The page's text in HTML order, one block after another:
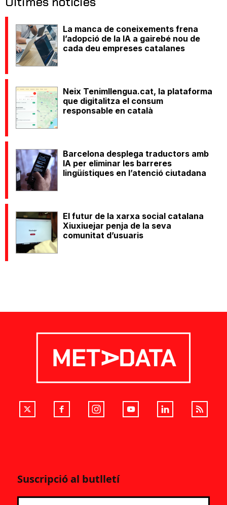
La manca de coneixements frena
l’adopció de la IA a gairebé nou de
cada deu empreses catalanes
Neix Tenimllengua.cat, la plataforma
que digitalitza el consum
responsable en català
Barcelona desplega traductors amb
IA per eliminar les barreres
lingüístiques en l’atenció ciutadana
El futur de la xarxa social catalana
Xiuxiuejar penja de la seva
comunitat d’usuaris
Suscripció al butlletí